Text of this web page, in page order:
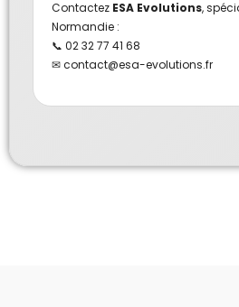
Contactez ESA Evolutions,
Normandie :
📞 02 32 77 41 68
✉contact@esa-evolutions.fr